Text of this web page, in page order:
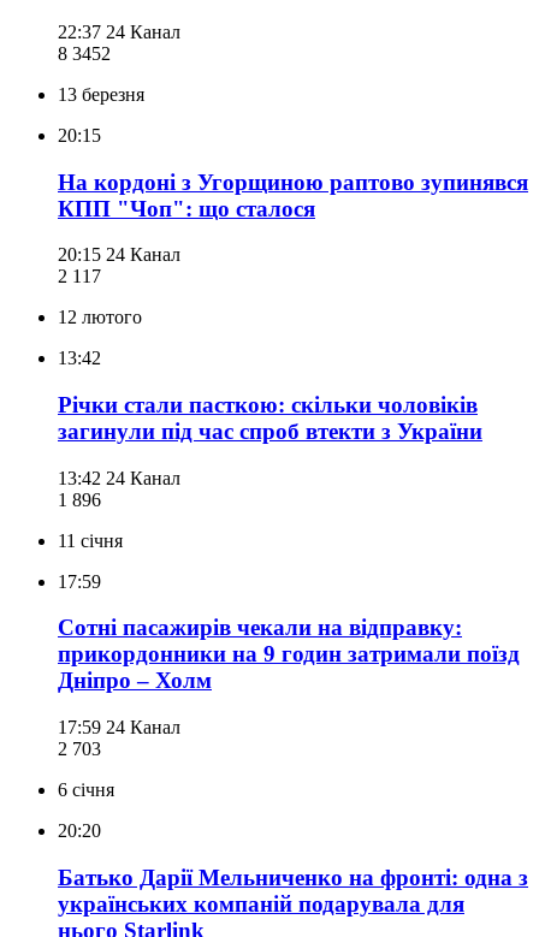
22:37 24 Канал
8 3452
13 березня
20:15
На кордоні з Угорщиною раптово зупинявся
КПП "Чоп": що сталося
20:15 24 Канал
2 117
12 лютого
13:42
Річки стали пасткою: скільки чоловіків
загинули під час спроб втекти з України
13:42 24 Канал
1 896
11 січня
17:59
Сотні пасажирів чекали на відправку:
прикордонники на 9 годин затримали поїзд
Дніпро – Холм
17:59 24 Канал
2 703
6 січня
20:20
Батько Дарії Мельниченко на фронті: одна з
українських компаній подарувала для
нього Starlink